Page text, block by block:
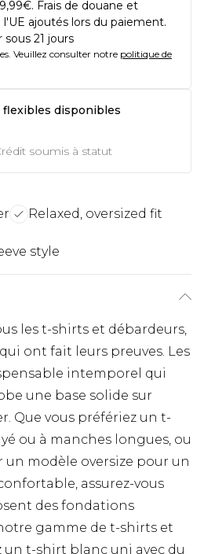
Frais de douane et
ajoutés lors du paiement.
21 jours
Veuillez consulter notre politique de
disponibles
soumis à statut
Relaxed, oversized fit
style
les t-shirts et débardeurs,
ont fait leurs preuves. Les
intemporel qui
une base solide sur
Que vous préfériez un t-
ou à manches longues, ou
un modèle oversize pour un
assurez-vous
des fondations
gamme de t-shirts et
un t-shirt blanc uni avec du